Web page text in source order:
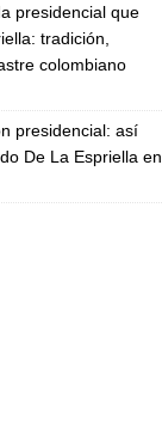
presidencial que
tradición,
colombiano
presidencial: así
De La Espriella en